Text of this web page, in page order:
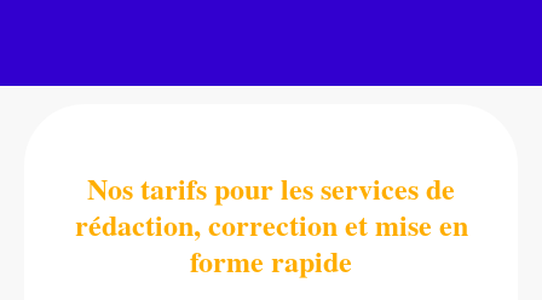
Nos tarifs pour les services de
rédaction, correction et mise en
forme rapide